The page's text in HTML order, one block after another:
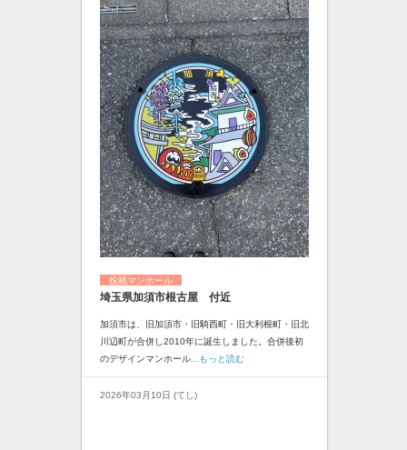
投稿マンホール
埼玉県加須市根古屋 付近
加須市は、旧加須市・旧騎西町・旧大利根町・旧北
川辺町が合併し2010年に誕生しました。合併後初
のデザインマンホール ...もっと読む
2026年03月10日 (てし)